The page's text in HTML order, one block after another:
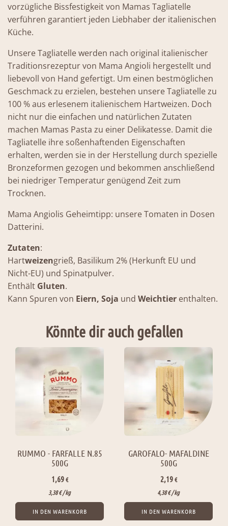
vorzügliche Bissfestigkeit von Mamas Tagliatelle
verführen garantiert jeden Liebhaber der italienischen
Küche.
Unsere Tagliatelle werden nach original italienischer
Traditionsrezeptur von Mama Angioli hergestellt und
liebevoll von Hand gefertigt. Um einen bestmöglichen
Geschmack zu erzielen, bestehen unsere Tagliatelle zu
100 % aus erlesenem italienischem Hartweizen. Doch
nicht nur die einfachen und natürlichen Zutaten
machen Mamas Pasta zu einer Delikatesse. Damit die
Tagliatelle ihre soßenhaftenden Eigenschaften
erhalten, werden sie in der Herstellung durch spezielle
Bronzeformen gezogen und bekommen anschließend
bei niedriger Temperatur genügend Zeit zum
Trocknen.
Mama Angiolis Geheimtipp: unsere Tomaten in Dosen
Datterini.
Zutaten:
Hartweizengrieß, Basilikum 2% (Herkunft EU und
Nicht-EU) und Spinatpulver.
Enthält Gluten.
Kann Spuren von Eiern, Soja und Weichtier enthalten.
Könnte dir auch gefallen
RUMMO - FARFALLE N.85
500G
1,69€
3,38€/ kg
IN DEN WARENKORB
GAROFALO- MAFALDINE
500G
2,19€
4,38€/ kg
IN DEN WARENKORB